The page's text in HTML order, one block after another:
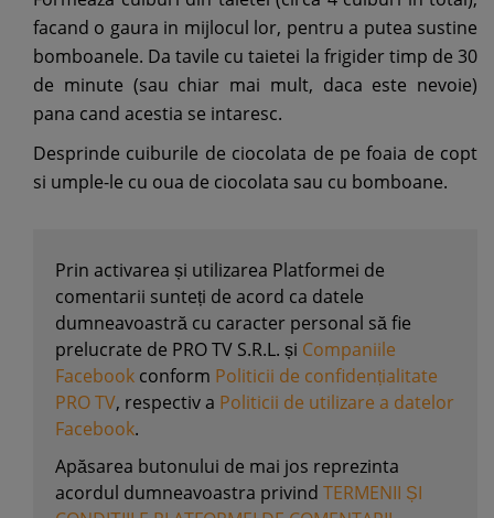
facand o gaura in mijlocul lor, pentru a putea sustine
bomboanele. Da tavile cu taietei la frigider timp de 30
de minute (sau chiar mai mult, daca este nevoie)
pana cand acestia se intaresc.
Desprinde cuiburile de ciocolata de pe foaia de copt
si umple-le cu oua de ciocolata sau cu bomboane.
Prin activarea și utilizarea Platformei de
comentarii sunteți de acord ca datele
dumneavoastră cu caracter personal să fie
prelucrate de PRO TV S.R.L. și Companiile
Facebook conform Politicii de confidențialitate
PRO TV, respectiv a Politicii de utilizare a datelor
Facebook.
Apăsarea butonului de mai jos reprezinta
acordul dumneavoastra privind TERMENII ȘI